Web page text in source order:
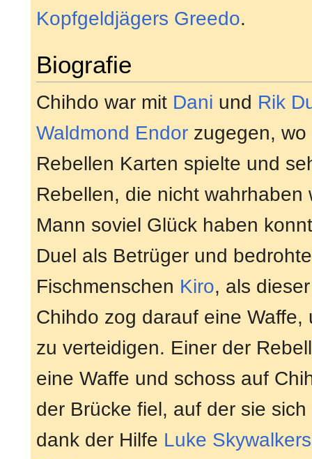
Kopfgeldjägers Greedo.
Biografie
Chihdo war mit Dani und Rik
Waldmond Endor zugegen,
Rebellen Karten spielte und
Rebellen, die nicht wahrhaben
Mann soviel Glück haben
Duel als Betrüger und
Fischmenschen Kiro, als
Chihdo zog darauf eine Waffe,
zu verteidigen. Einer der
eine Waffe und schoss auf
der Brücke fiel, auf der sie
dank der Hilfe Luke Skywalkers